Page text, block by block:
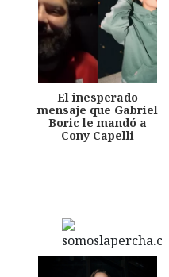
El inesperado
mensaje que Gabriel
Boric le mandó a
Cony Capelli